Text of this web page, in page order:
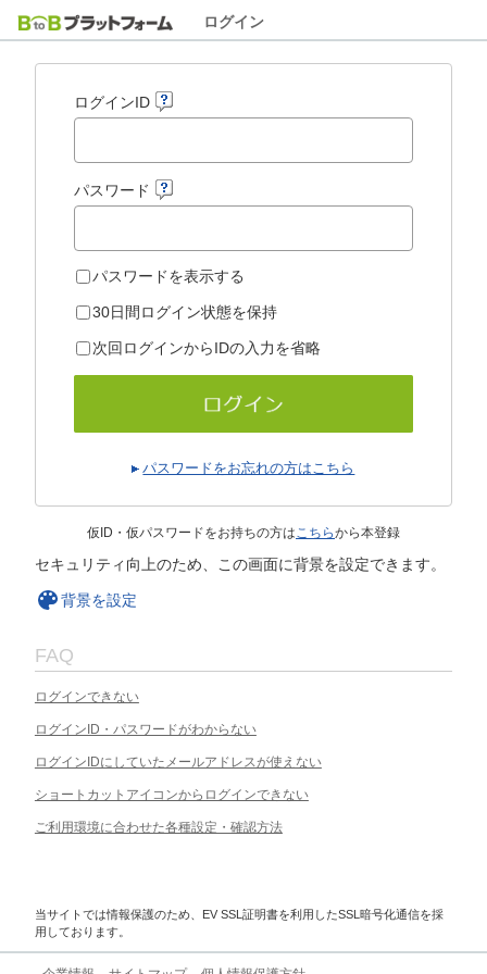
ログイン
ログインID
パスワード
パスワードを表示する
30日間ログイン状態を保持
次回ログインからIDの入力を省略
パスワードをお忘れの方はこちら
仮ID・仮パスワードをお持ちの方はこちらから本登録
セキュリティ向上のため、この画面に背景を設定できます。
背景を設定
FAQ
ログインできない
ログインID・パスワードがわからない
ログインIDにしていたメールアドレスが使えない
ショートカットアイコンからログインできない
ご利用環境に合わせた各種設定・確認方法
当サイトでは情報保護のため、EV SSL証明書を利用したSSL暗号化通信を採
用しております。